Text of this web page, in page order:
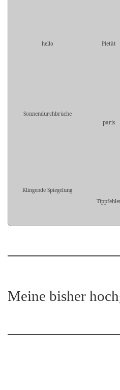
hello Pietät
Sonnendurchbrüche
paris
Klingende Spiegelung
Meine bisher